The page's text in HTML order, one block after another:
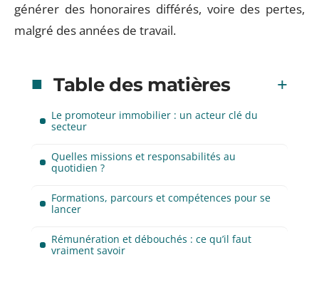
générer des honoraires différés, voire des pertes,
malgré des années de travail.
Table des matières
Le promoteur immobilier : un acteur clé du
secteur
Quelles missions et responsabilités au
quotidien ?
Formations, parcours et compétences pour se
lancer
Rémunération et débouchés : ce qu’il faut
vraiment savoir